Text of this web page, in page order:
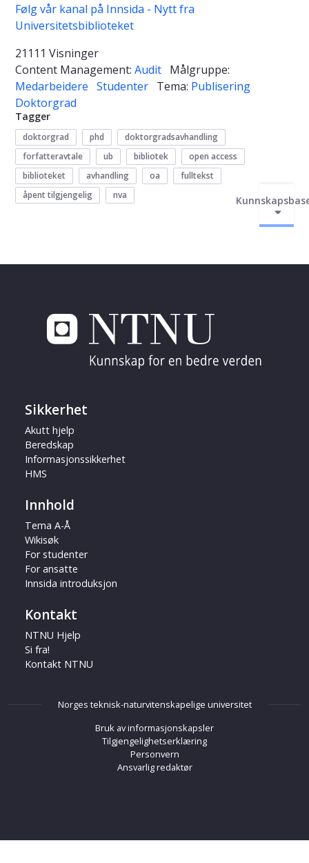
Følg vår kanal på Innsida - Nytt fra
Universitetsbiblioteket
21111 Visninger
Content Management: Audit Målgruppe:
Medarbeidere Studenter Tema: Publisering
Doktorgrad
Tagger
doktorgrad phd
doktorgradsavhandling
forfatteravtale
ub bibliotek
open access
biblioteket
avhandling oa
fulltekst
åpent tilgjengelig
nva
Sikkerhet
Akutt hjelp
Beredskap
Informasjonssikkerhet
HMS
Innhold
Tema A-Å
Wikisøk
For studenter
For ansatte
Innsida introduksjon
Kontakt
NTNU Hjelp
Si fra!
Kontakt NTNU
Norges teknisk-naturvitenskapelige universitet
Bruk av informasjonskapsler
Tilgjengelighetserklæring
Personvern
Ansvarlig redaktør